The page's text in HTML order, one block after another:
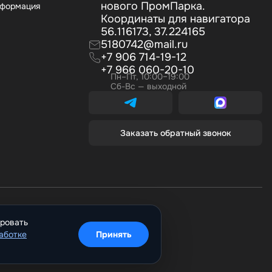
нового ПромПарка.
Координаты для навигатора
56.116173, 37.224165
5180742@mail.ru
+7 906 714-19-12
+7 966 060-20-10
Пн–Пт, 10:00–19:00
Сб-Вс — выходной
Заказать обратный звонок
Принять